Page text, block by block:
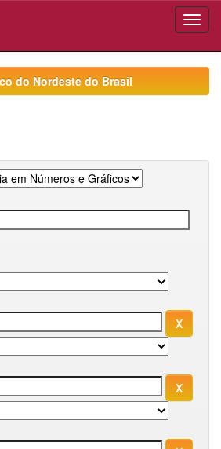
do Nordeste do Brasil